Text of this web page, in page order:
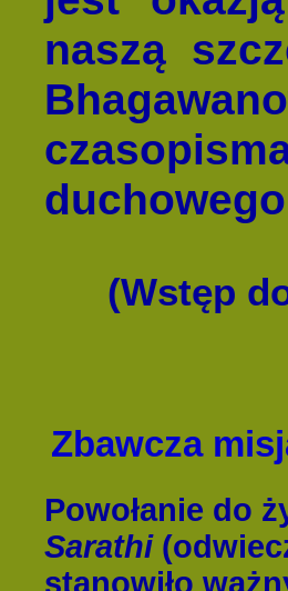
naszą
(Wstęp
Zbawcza
Powołanie do
Sarathi
stanowiło